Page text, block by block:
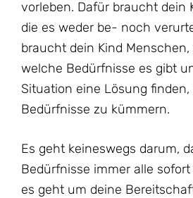
vorleben. Dafür braucht dein
die es weder be- noch
braucht dein Kind
welche Bedürfnisse es gibt
Situation eine Lösung
Bedürfnisse zu kümmern.
Es geht keineswegs darum,
Bedürfnisse immer alle
es geht um deine